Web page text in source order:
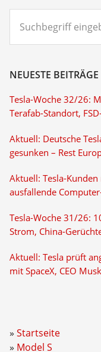
eingeben...
NEUESTE BEITRÄGE
Tesla-Woche 32/26:
Terafab-Standort,
Aktuell: Deutsche
gesunken – Rest
Aktuell: Tesla-
ausfallende
Tesla-Woche 31/26:
Strom, China-
Aktuell: Tesla prüft
mit SpaceX, CEO
Startseite
Model S